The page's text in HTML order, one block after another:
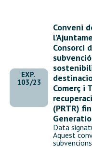
EXP.
103/23
Conveni
Consorci
Comerç i
(PRTR)
Data
Aquest